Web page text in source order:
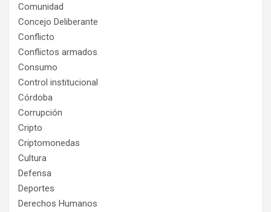
Comunidad
Concejo Deliberante
Conflicto
Conflictos armados
Consumo
Control institucional
Córdoba
Corrupción
Cripto
Criptomonedas
Cultura
Defensa
Deportes
Derechos Humanos